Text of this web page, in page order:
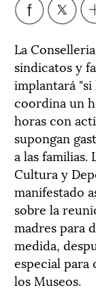
La
sindicatos y
implantará "si
coordina un
horas con
supongan
a las familias.
Cultura y
manifestado
sobre la
madres para
medida,
especial para
los Museos.